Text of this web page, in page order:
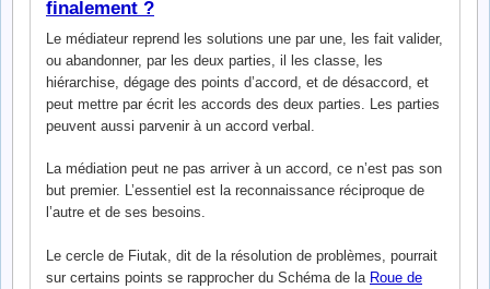
finalement ?
Le médiateur reprend les solutions une par une, les fait valider,
ou abandonner, par les deux parties, il les classe, les
hiérarchise, dégage des points d’accord, et de désaccord, et
peut mettre par écrit les accords des deux parties. Les parties
peuvent aussi parvenir à un accord verbal.
La médiation peut ne pas arriver à un accord, ce n’est pas son
but premier. L’essentiel est la reconnaissance réciproque de
l’autre et de ses besoins.
Le cercle de Fiutak, dit de la résolution de problèmes, pourrait
sur certains points se rapprocher du Schéma de la Roue de